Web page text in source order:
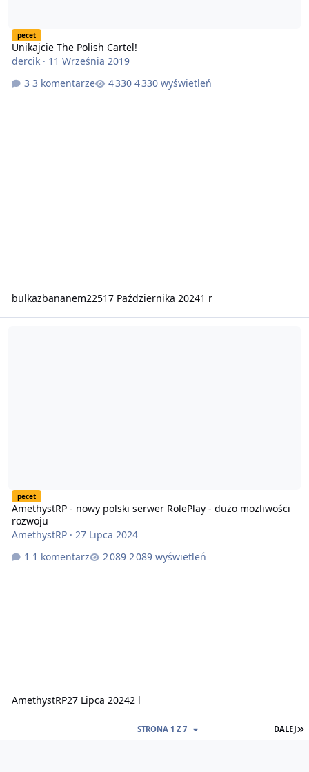
pecet
Unikajcie The Polish Cartel!
dercik· 11 Września 2019
3 komentarze
4 330 wyświetleń
bulkazbananem22517 Października 20241 r
pecet
AmethystRP - nowy polski serwer RolePlay - dużo możliwości
rozwoju
AmethystRP· 27 Lipca 2024
1 komentarz
2 089 wyświetleń
AmethystRP27 Lipca 20242 l
DALEJ
STRONA 1 Z 7